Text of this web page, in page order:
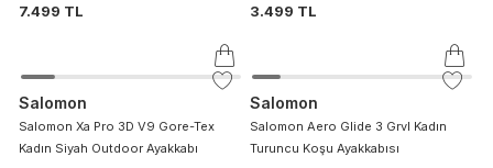
7.499 TL 3.499 TL
Salomon
Salomon Xa Pro 3D V9 Gore-Tex
Kadın Siyah Outdoor Ayakkabı
Salomon
Salomon Aero Glide 3 Grvl Kadın
Turuncu Koşu Ayakkabısı